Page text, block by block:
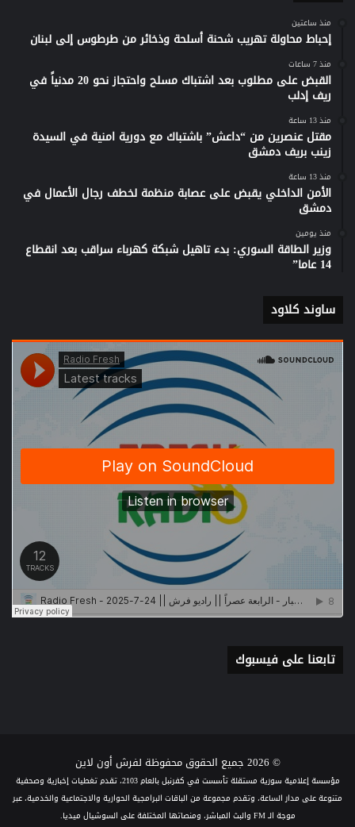
منذ ساعتين
إحباط محاولة تهريب شحنة أسلحة وذخائر من طرطوس إلى لبنان
منذ 7 ساعات
القبض على مطلوب بعد اشتباك مسلح واحتجاز نحو 20 مدنياً في
ريف إدلب
منذ 13 ساعة
مقتل عنصرين من “داعش” باشتباك مع دورية امنية في السيدة
زينب بريف دمشق
منذ 13 ساعة
الأمن الداخلي يقبض على عصابة منظمة لخطف رجال الأعمال في
دمشق
منذ يومين
وزير الطاقة السوري: بدء تاهيل شبكة كهرباء سراقب بعد انقطاع
14 عاما”
ساوند كلاود
تابعنا على فيسبوك
© 2026 جميع الحقوق محفوظة لفرش أون لاين
مؤسسة إعلامية سورية مستقلة تأسست في كفرنبل بالعام 2103، تقدم تغطيات إخبارية وصحفية
متنوعة على مدار الساعة، وتقدم مجموعة من الباقات البرامجية الحوارية والاجتماعية والخدمية، عبر
موجة الـ FM والبث المباشر، ومنصاتها المختلفة على السوشيال ميديا.